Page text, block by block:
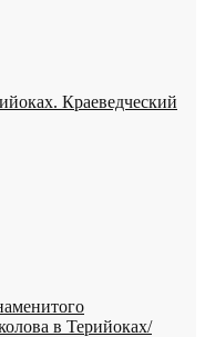
Краеведческий
в Терийоках/